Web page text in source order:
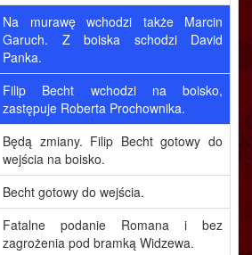
Na murawę wchodzi także Marcin
Garuch. Z boiska schodzi David
Panka.
Filip Becht wchodzi na boisko,
zastępuje Roberta Prochownika.
Będą zmiany. Filip Becht gotowy do
wejścia na boisko.
Becht gotowy do wejścia.
Fatalne podanie Romana i bez
zagrożenia pod bramką Widzewa.